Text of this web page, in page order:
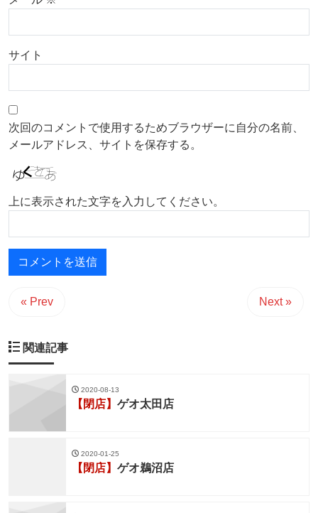
サイト
次回のコメントで使用するためブラウザーに自分の名前、
メールアドレス、サイトを保存する。
上に表示された文字を入力してください。
« Prev Next »
関連記事
2020-08-13
【閉店】 ゲオ太田店
2020-01-25
【閉店】 ゲオ鵜沼店